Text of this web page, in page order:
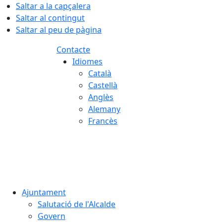
Saltar a la capçalera
Saltar al contingut
Saltar al peu de pàgina
Contacte
Idiomes
Català
Castellà
Anglès
Alemany
Francès
Ajuntament
Salutació de l'Alcalde
Govern